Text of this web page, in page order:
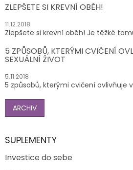
ZLEPŠETE SI KREVNÍ OBĚH!
11.12.2018
Zlepšete si krevní oběh! Je těžké
5 ZPŮSOBŮ, KTERÝMI CVIČENÍ
SEXUÁLNÍ ŽIVOT
5.11.2018
5 způsobů, kterými cvičení ovlivňuje
ARCHIV
SUPLEMENTY
Investice do sebe